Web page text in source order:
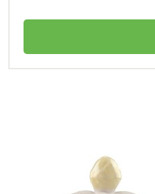
Chateau Septfontaines